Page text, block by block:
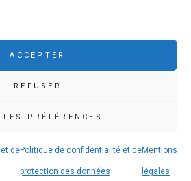
ACCEPTER
REFUSER
PRÉFÉRENCES
dePolitique de confidentialité et de
protection des données
Mentions
légales
02 98 86 36 46
www.ccpcp.bzh